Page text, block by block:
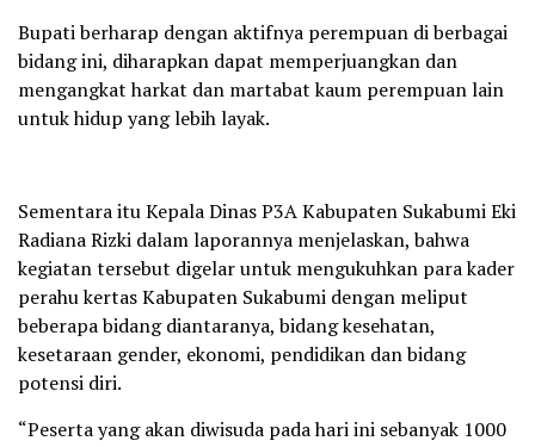
Bupati berharap dengan aktifnya perempuan di berbagai
bidang ini, diharapkan dapat memperjuangkan dan
mengangkat harkat dan martabat kaum perempuan lain
untuk hidup yang lebih layak.
Sementara itu Kepala Dinas P3A Kabupaten Sukabumi Eki
Radiana Rizki dalam laporannya menjelaskan, bahwa
kegiatan tersebut digelar untuk mengukuhkan para kader
perahu kertas Kabupaten Sukabumi dengan meliput
beberapa bidang diantaranya, bidang kesehatan,
kesetaraan gender, ekonomi, pendidikan dan bidang
potensi diri.
“Peserta yang akan diwisuda pada hari ini sebanyak 1000